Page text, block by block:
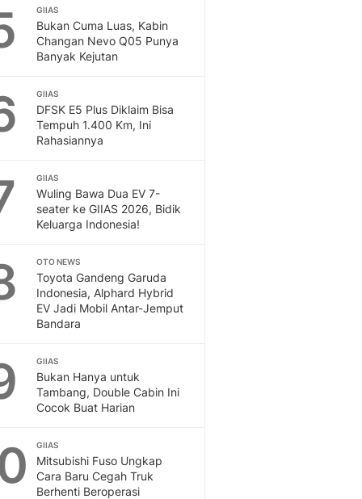
GIIAS
Bukan Cuma Luas, Kabin
Changan Nevo Q05 Punya
Banyak Kejutan
GIIAS
DFSK E5 Plus Diklaim Bisa
Tempuh 1.400 Km, Ini
Rahasiannya
GIIAS
Wuling Bawa Dua EV 7-
seater ke GIIAS 2026, Bidik
Keluarga Indonesia!
OTO NEWS
Toyota Gandeng Garuda
Indonesia, Alphard Hybrid
EV Jadi Mobil Antar-Jemput
Bandara
GIIAS
Bukan Hanya untuk
Tambang, Double Cabin Ini
Cocok Buat Harian
GIIAS
Mitsubishi Fuso Ungkap
Cara Baru Cegah Truk
Berhenti Beroperasi